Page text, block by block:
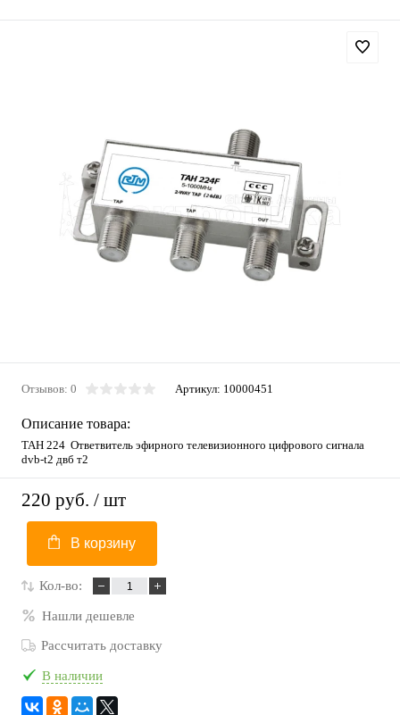
Отзывов: 0 Артикул: 10000451
Описание товара:
ТАН 224 Ответвитель эфирного телевизионного цифрового сигнала
dvb-t2 двб т2
220 руб. / шт
В корзину
Кол-во:
Нашли дешевле
Рассчитать доставку
В наличии